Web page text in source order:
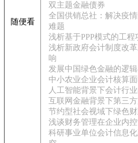
随便看
双主题金融债券
全国供销总社：解决疫
难题
浅析基于PPP模式的工
浅析新政府会计制度改
响
发展中国绿色金融的逻
中小农业企业会计核算
人工智能背景下会计行
互联网金融背景下第三
节约型社会视域下绿色
浅谈财务管理在企业内
科研事业单位会计信息